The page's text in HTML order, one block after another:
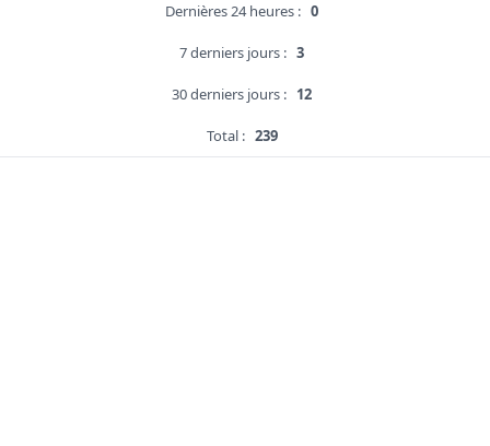
Dernières 24 heures : 0
7 derniers jours : 3
30 derniers jours : 12
Total : 239